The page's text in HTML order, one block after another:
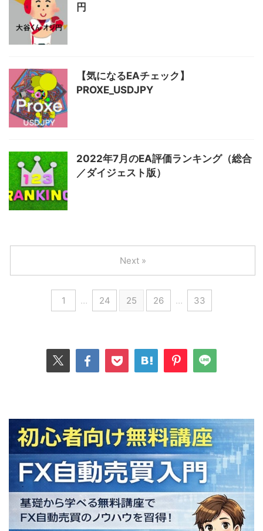
円
【気になるEAチェック】
PROXE_USDJPY
2022年7月のEA評価ランキング（総合
／ダイジェスト版）
1 … 24 25 26 … 33
Next »